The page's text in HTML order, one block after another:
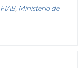
FIAB, Ministerio de